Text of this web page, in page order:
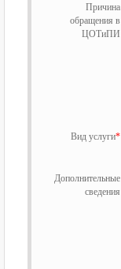
Причина
обращения в
ЦОТиПИ
Вид услуги*
Дополнительные
сведения